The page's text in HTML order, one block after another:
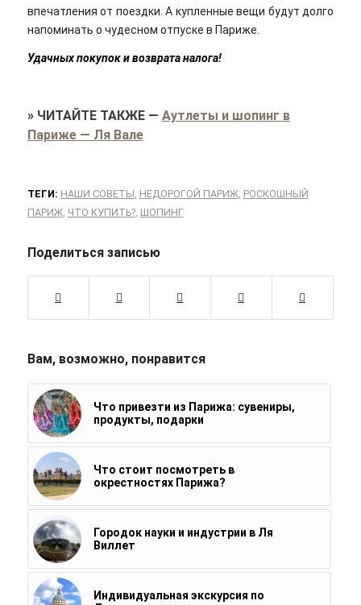
впечатления от поездки. А купленные вещи будут долго
напоминать о чудесном отпуске в Париже.
Удачных покупок и возврата налога!
» ЧИТАЙТЕ ТАКЖЕ— Аутлеты и шопинг в
Париже — Ля Вале
ТЕГИ: НАШИ СОВЕТЫ, НЕДОРОГОЙ ПАРИЖ, РОСКОШНЫЙ
ПАРИЖ, ЧТО КУПИТЬ?, ШОПИНГ
Поделиться записью
Вам, возможно, понравится
Что привезти из Парижа: сувениры,
продукты, подарки
Что стоит посмотреть в
окрестностях Парижа?
Городок науки и индустрии в Ля
Виллет
Индивидуальная экскурсия по